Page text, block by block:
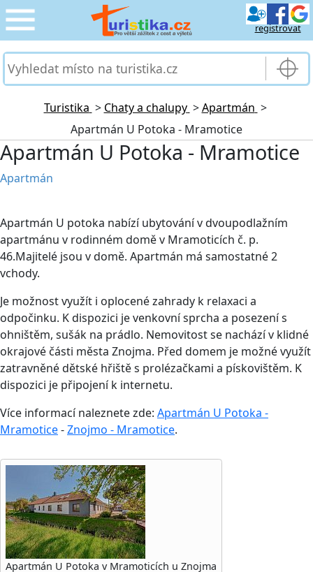
registrovat
CESTOVÁNÍ
PRO TURISTY ›
MOJE TURISTIKA
Turistika > Chaty a chalupy >Apartmán >
Apartmán U Potoka - Mramotice
Apartmán U Potoka - Mramotice
Apartmán
Apartmán U potoka nabízí ubytování v dvoupodlažním
apartmánu v rodinném domě v Mramoticích č. p.
46.Majitelé jsou v domě. Apartmán má samostatné 2
vchody.
Je možnost využít i oplocené zahrady k relaxaci a
odpočinku. K dispozici je venkovní sprcha a posezení s
ohništěm, sušák na prádlo. Nemovitost se nachází v klidné
okrajové části města Znojma. Před domem je možné využít
zatravněné dětské hřiště s prolézačkami a pískovištěm. K
dispozici je připojení k internetu.
Více informací naleznete zde: Apartmán U Potoka -
Mramotice-Znojmo - Mramotice.
Apartmán U Potoka v Mramoticích u Znojma